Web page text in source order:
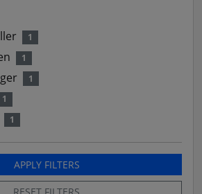
1
1
1
1
1
APPLY FILTERS